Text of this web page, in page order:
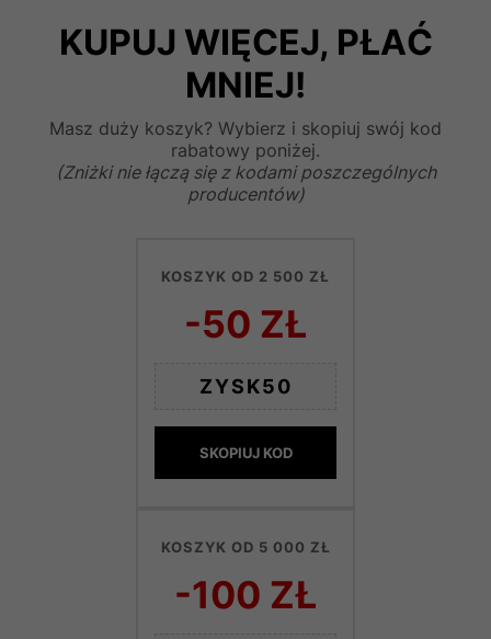
KUPUJ WIĘCEJ, PŁAĆ
MNIEJ!
Masz duży koszyk? Wybierz i skopiuj swój kod
rabatowy poniżej.
(Zniżki nie łączą się z kodami poszczególnych
producentów)
KOSZYK OD 2 500 ZŁ
-50 ZŁ
ZYSK50
SKOPIUJ KOD
KOSZYK OD 5 000 ZŁ
-100 ZŁ